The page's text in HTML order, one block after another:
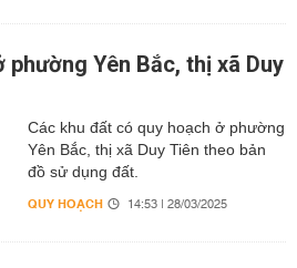
Yên Bắc, thị xã Duy
Các khu đất có quy hoạch ở phường
Yên Bắc, thị xã Duy Tiên theo bản
đồ sử dụng đất.
QUY HOẠCH 14:53 | 28/03/2025